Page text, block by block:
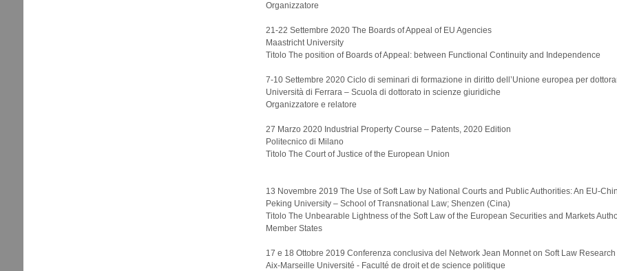
Organizzatore
21-22 Settembre 2020 The Boards of Appeal of EU Agencies
Maastricht University
Titolo The position of Boards of Appeal: between Functional Continuity and Independence
7-10 Settembre 2020 Ciclo di seminari di formazione in diritto dell’Unione europea per
Università di Ferrara – Scuola di dottorato in scienze giuridiche
Organizzatore e relatore
27 Marzo 2020 Industrial Property Course – Patents, 2020 Edition
Politecnico di Milano
Titolo The Court of Justice of the European Union
13 Novembre 2019 The Use of Soft Law by National Courts and Public Authorities: An EU-
Peking University – School of Transnational Law; Shenzen (Cina)
Titolo The Unbearable Lightness of the Soft Law of the European Securities and Markets
Member States
17 e 18 Ottobre 2019 Conferenza conclusiva del Network Jean Monnet on Soft Law Research
Aix-Marseille Université - Faculté de droit et de science politique